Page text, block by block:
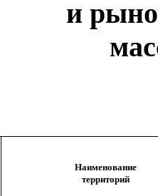
и
Наименование
территорий